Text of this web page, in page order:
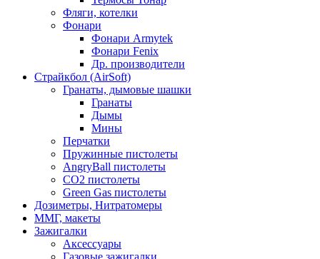
Фляги, котелки
Фонари
Фонари Armytek
Фонари Fenix
Др. производители
Страйкбол (AirSoft)
Гранаты, дымовые шашки
Гранаты
Дымы
Мины
Перчатки
Пружинные пистолеты
AngryBall пистолеты
CO2 пистолеты
Green Gas пистолеты
Дозиметры, Нитратомеры
ММГ, макеты
Зажигалки
Аксессуары
Газовые зажигалки